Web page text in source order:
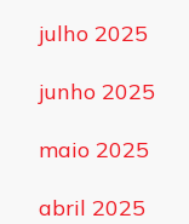
julho 2025
junho 2025
maio 2025
abril 2025